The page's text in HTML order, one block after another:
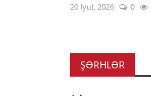
20 İyul, 2026 0
ŞƏRHLƏR